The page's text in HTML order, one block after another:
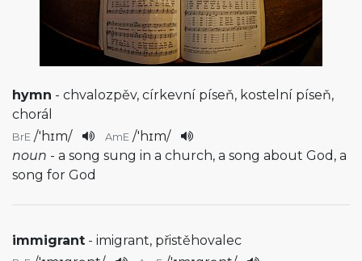
hymn - chvalozpěv, církevní píseň, kostelní píseň,
chorál
BrE /'hɪm/ AmE /'hɪm/
noun - a song sung in a church, a song about God, a
song for God
immigrant - imigrant, přistěhovalec